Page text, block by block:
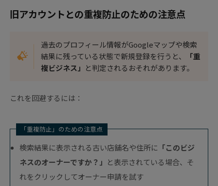
旧アカウントとの重複防止のための注意点
過去のプロフィール情報がGoogleマップや検索
結果に残っている状態で新規登録を行うと、
「重
複ビジネス」 と判定されるおそれがあります。
これを回避するには：
「重複防止」のための注意点
検索結果に表示される古い店舗名や住所に 「このビジ
ネスのオーナーですか？」 と表示されている場合、そ
れをクリックしてオーナー申請を試す